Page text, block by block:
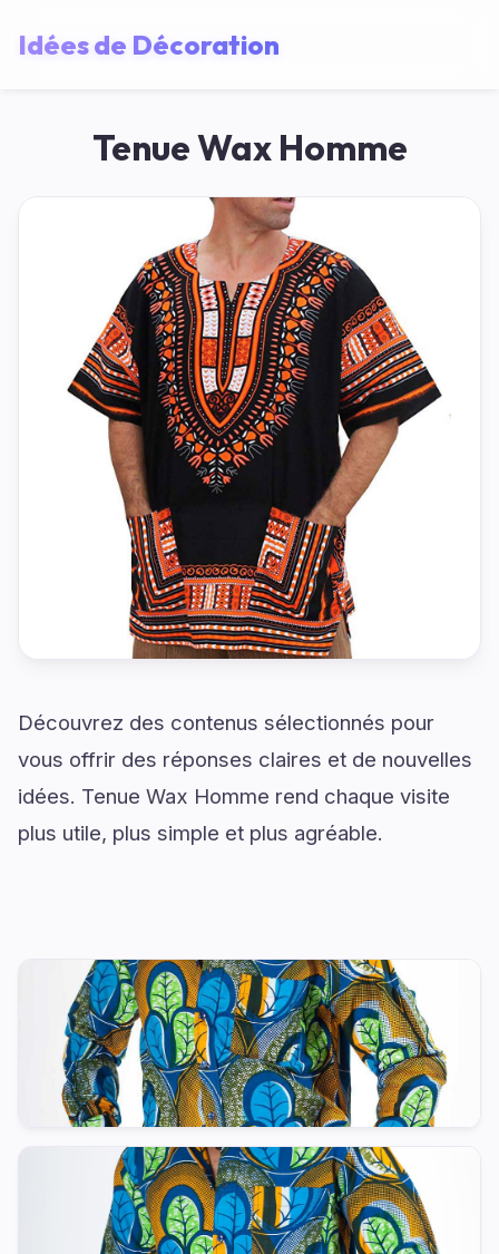
Idées de Décoration
Tenue Wax Homme
Découvrez des contenus sélectionnés pour
vous offrir des réponses claires et de nouvelles
idées. Tenue Wax Homme rend chaque visite
plus utile, plus simple et plus agréable.